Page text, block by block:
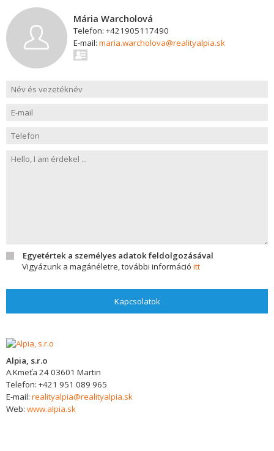
Mária Warcholová
Telefon: +421905117490
E-mail: maria.warcholova@realityalpia.sk
Egyetértek a személyes adatok feldolgozásával
Vigyázunk a magánéletre, további információ itt
Kapcsolatok
Alpia, s.r.o
A.Kmeťa 2403601 Martin
Telefon: +421 951 089 965
E-mail: realityalpia@realityalpia.sk
Web: www.alpia.sk